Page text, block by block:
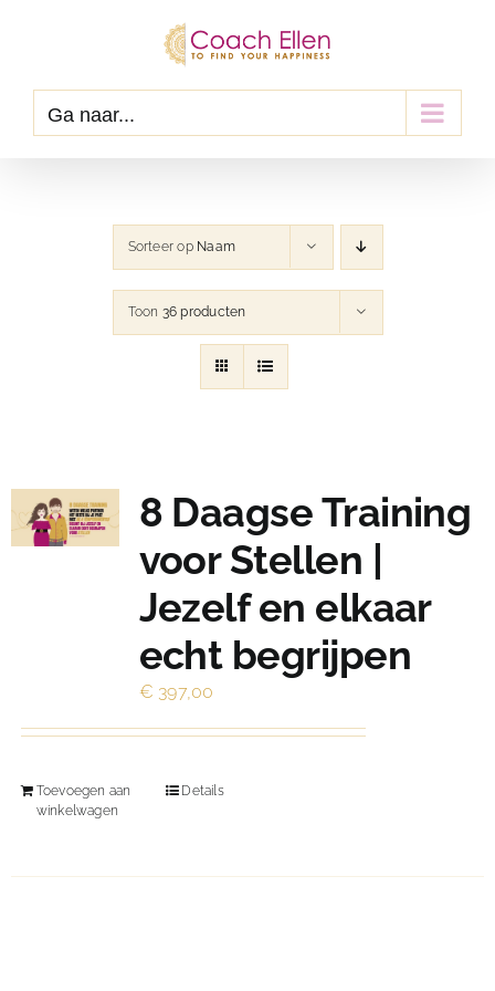
Ga naar...
Sorteer op Naam
Toon 36 producten
8 Daagse Training
voor Stellen |
Jezelf en elkaar
echt begrijpen
€ 397,00
Toevoegen aan
winkelwagen
Details